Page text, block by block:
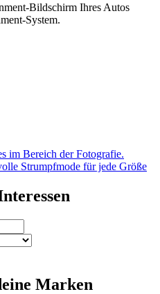
Bildschirm Ihres Autos
System.
im Bereich der Fotografie.
Strumpfmode für jede Größe
Marken